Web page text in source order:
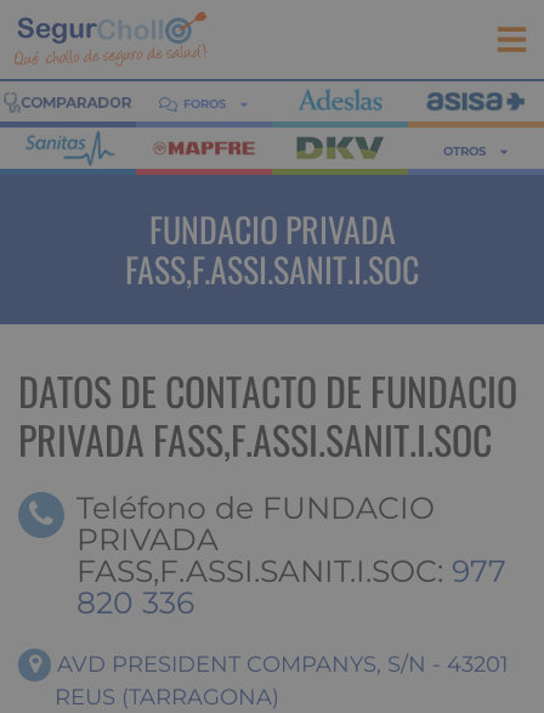
FOROS
OTROS
FUNDACIO PRIVADA
FASS,F.ASSI.SANIT.I.SOC
DATOS DE CONTACTO DE FUNDACIO
PRIVADA FASS,F.ASSI.SANIT.I.SOC
Teléfono de FUNDACIO
PRIVADA
FASS,F.ASSI.SANIT.I.SOC: 977
820 336
AVD PRESIDENT COMPANYS, S/N - 43201
REUS (TARRAGONA)